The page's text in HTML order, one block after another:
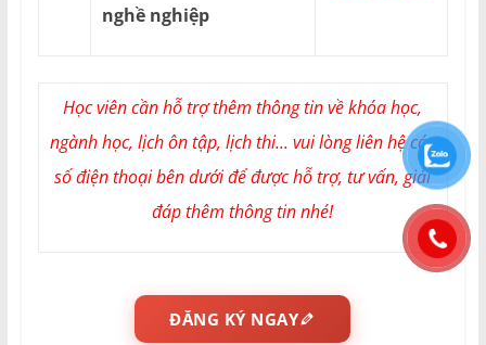
nghề nghiệp
Học viên cần hỗ trợ thêm thông tin về khóa học,
ngành học, lịch ôn tập, lịch thi... vui lòng liên hệ các
số điện thoại bên dưới để được hỗ trợ, tư vấn, giải
đáp thêm thông tin nhé!
ĐĂNG KÝ NGAY